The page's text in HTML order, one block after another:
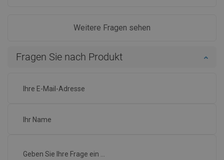
Weitere Fragen sehen
Fragen Sie nach Produkt